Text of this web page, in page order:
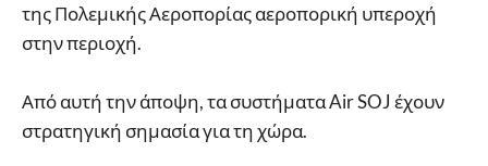
της Πολεμικής Αεροπορίας αεροπορική υπεροχή
στην περιοχή.
Από αυτή την άποψη, τα συστήματα Air SOJ έχουν
στρατηγική σημασία για τη χώρα.